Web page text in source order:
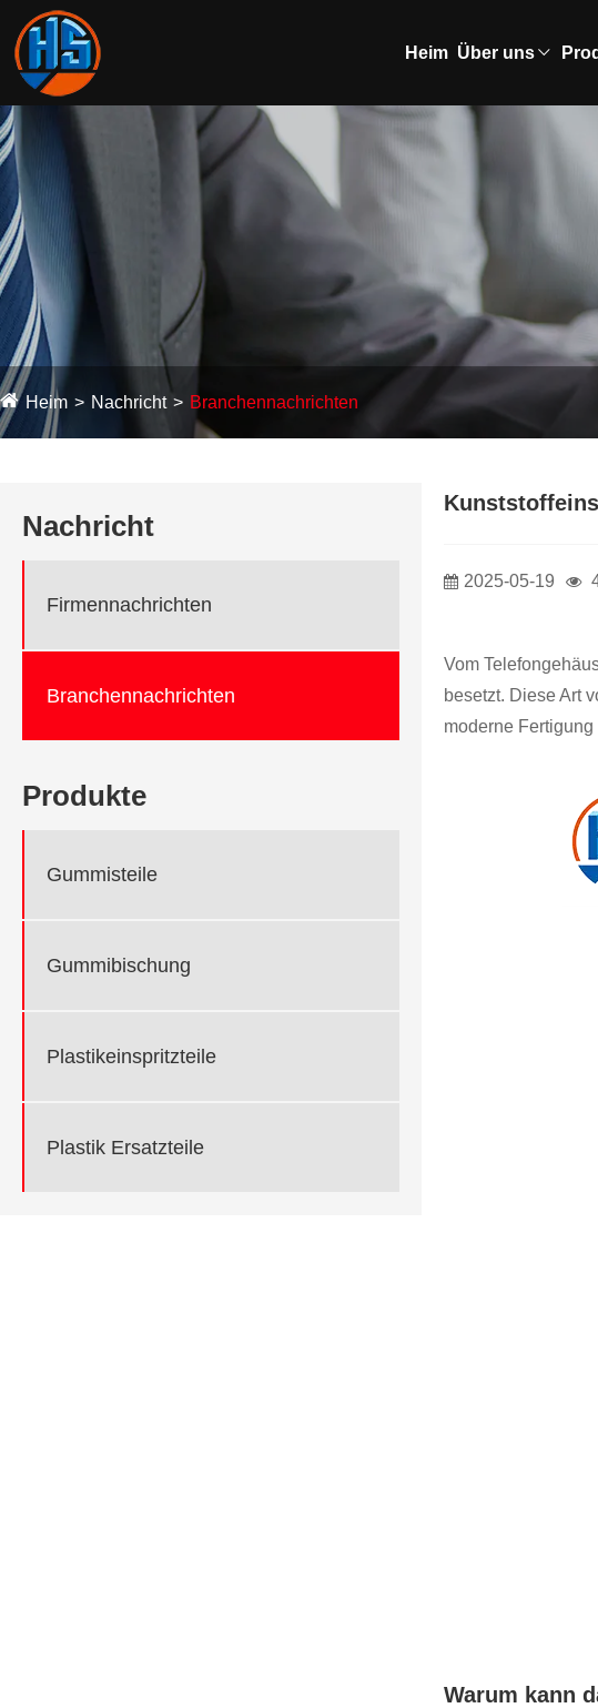
Heim Über uns
Heim Nachricht Branchennachrichten
Nachricht
Firmennachrichten
Branchennachrichten
Produkte
Gummisteile
Gummibischung
Plastikeinspritzteile
Plastik Ersatzteile
2025-05-19
Vom
besetzt. Diese Art
moderne
Warum kann